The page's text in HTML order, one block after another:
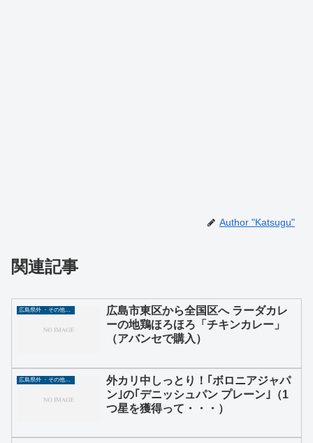
Author "Katsugu"
関連記事
広島県外 ・その他グルメ
広島市東区から全国区へ ラーダカレ
ーの地鶏ほろほろ「チキンカレー」
（アバンセで購入）
外カリ中しっとり！｢ボロニアジャパ
ン｣の｢デニッシュパン プレーン｣（1
つ星を獲得って・・・）